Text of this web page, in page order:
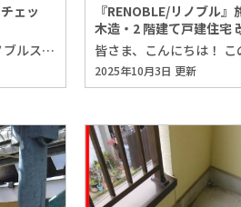
ェッ
皆さま、こんにちは！ この度も「リノブルスタッフブログ」にお越しいただき、ありがとうございます。 レアテック株式会社の奥田りさです。 11月に入り、朝晩はぐっと冷え込み、冬の足音が感じられる季節になりましたね。 石川県・富山県・福井県など北陸地方では、これから雨や雪が増え、 建物にとって厳しい時期が始まります。 今回は、そんな冬を迎える前に確認しておきたい 「屋上」や「バルコニー」の防水層について、劣化のサインをご紹介いたします。 そもそも防水層とは、 建物を雨や湿気から守るとても大切な部分です。 普段は目にすることが少ない場所ですが、建物を長く安心して使うためには欠かせません。 具体的には次のような役割があります。 【防水層の役割】 雨水の浸入を防ぐ 屋上やバルコニーなどから建物内部に雨水が入るのを防ぎます。 下地の保護 コンクリートや木材といった下地を、雨水による腐食や劣化から守ります。 建物の耐久性を維持 防水層を適切に維持することで、雨漏りや劣化を防ぎ、建物を長く良い状態で保つことができます。 このように、防水層は建物を守り、快適な状態を保つために欠かせない重要な部分です。 一方で、劣化を放置すると雨漏りや内部への浸水、下地の損傷など、 建物に大きな影響を及ぼす恐れがあります。 そこで、防水層の劣化を早期に発見できるよう チェックしておきたいポイントをご紹介いたします。 【防水層の劣化サインをチェック！】 ひび割れや膨れ 表面に細かなひび割れや膨らみがある場合、 内部に雨水が浸入している可能性があります。 特に紫外線や経年劣化によって防水膜が薄くなると、わずかなひび割れでも 雨水が浸入しやすくなります。 また、膨れや剥がれは、防水層の下地との密着が弱くなっているサインであり、 放置すると、防水性能がどんどん低下していきます。 色あせ 防水層の色あせは、紫外線によって表面の保護機能が弱まり、 防水性能が低下しているサインです。 一見すると美観の問題だけのように思えますが、実際には防水層を守る 膜が薄くなっている状態です。 下記の写真は、塩ビシート防水工事の施工前と施工完了の様子です。 比較してみると、施工前のシートは、紫外線や風雨の影響により、 表面が色あせているのがはっきりとわかります。 施工後の防水シートは、均一に適度な弾性を持ち、 柔軟性や防水性能が向上しています。 土砂堆積・水溜り 防水層のドレン周辺に土砂や落ち葉が堆積したり、勾配が不十分な場合、 雨水が適切に排水されず、長時間滞留して水溜りが発生することがあります。 このような状態が続くと、防水層が常に雨水にさらされ、 劣化が早まる原因になるため、定期的な清掃や排水確認を行い、 防水層の寿命を延ばすことが重要です。 以上が、防水層の劣化サインのご紹介になります。 小さなひび割れや色あせ、水溜りの発生も、早期に発見・補修することで、 重大なトラブルを未然に防ぐことができます。 また、防水層を良好な状態に保つことは、建物の寿命を延ばすだけでなく、 将来的な修繕費用の軽減にも役立ちます。 定期的な点検やメンテナンスは、建物の耐久性や防水性能を長期的に維持したり、 資産価値の向上につながるため、少しでも気になる症状があれば、 早めの点検・ご相談をお勧め致します。 ぜひこの機会に、お住まいのチェックをしてみてくださいね！ それでは、この度も最後まで「リノブルスタッフブログ」をお読みいただき ありがとうございました。 次回もよろしくお願いいたします! リノブルは、 北陸3県 石川県 富山県 福井県 金沢市 白山市 野々市市 かほく市 河北郡 津幡町 内灘町 小松市 能美市 加賀市 など 地域密着で多くの信頼と実績を積み重ねてきた、建物診断、外壁塗装、外壁タイル改修、雨漏り補修、防水工事 大規模修繕のプロフェッショナル集団です。 ビル マンション アパート 収益物件 病院 学校 工場 倉庫 などの タイルの欠損 タイルの剥落 漏水 水漏れ 雨漏り を見付けたら、 調査診断 打診調査 赤外線調査 定期調査 改修工事 修繕工事 防水工事 塗装工事 は 「RENOBLE/リノブル」 「レアテック株式会社」 「ウォールドック株式会社」へ．．． 住宅の 屋根・外壁の塗装工事 防水工事 リフォーム は．．． 「プロタイムズ金沢駅西店」 「プロタイムズ富山中央店」 にお任せ下さい‼ 外装劣化診断士による建物調査診断を無料で行っております‼ 他社にはない『徹底した調査診断と卓越した施工技術』でオーナー様の建物をお守り致します。 これまで積み重ねてきた信頼と実績に恥じぬよう、誠心誠意対応させていただきます。 ■お見積もり・ご相談・お問い合わせはこちらから！
『RENOBLE/リノブル』
木造・2 階建て戸建住宅
2025年10月3日 更新